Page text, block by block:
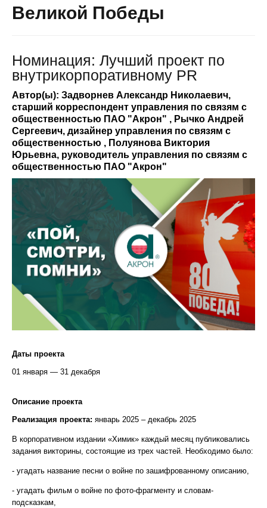
Великой Победы
Номинация: Лучший проект по
внутрикорпоративному PR
Автор(ы): Задворнев Александр Николаевич,
старший корреспондент управления по связям с
общественностью ПАО "Акрон" , Рычко Андрей
Сергеевич, дизайнер управления по связям с
общественностью , Полуянова Виктория
Юрьевна, руководитель управления по связям с
общественностью ПАО "Акрон"
Даты проекта
01 января — 31 декабря
Описание проекта
Реализация проекта: январь 2025 – декабрь 2025
В корпоративном издании «Химик» каждый месяц публиковались
задания викторины, состоящие из трех частей. Необходимо было:
- угадать название песни о войне по зашифрованному описанию,
- угадать фильм о войне по фото-фрагменту и словам-
подсказкам,